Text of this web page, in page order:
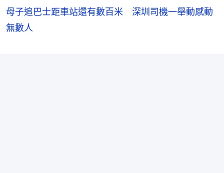
母子追巴士距車站還有數百米 深圳司機一舉動感動
無數人